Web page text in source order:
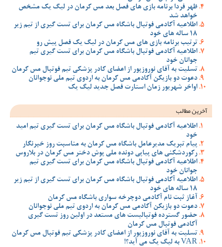
ظهر فردا برنامه بازی های فصل بعد مس کرمان در لیگ یک مشخص
خواهد شد
اطلاعیه آکادمی فوتبال باشگاه مس کرمان برای تست گیری از تیم زیر
18 ساله های خود
ترتیب برنامه بازی های مس کرمان در لیگ یک فصل پیش رو
اطلاعیه آکادمی فوتبال باشگاه مس کرمان برای تست گیری تیم
جوانان خود
تسلیت به آقای نوروزپور از اعضای کادر پزشکی تیم فوتبال مس کرمان
دعوت دو بازیکن آکادمی مس کرمان به اردوی تیم ملی نوجوانان
اواخر شهریور زمان استارت فصل جدید لیگ یک
آخرین مطالب
اطلاعیه آکادمی فوتبال باشگاه مس کرمان برای تست گیری تیم امید
خود
پیام تبریک مدیرعامل باشگاه مس کرمان به مناسبت روز خبرنگار
رکوردشکنی های پیاپی دونده ملی پوش دختر مس کرمان در بلاروس
اطلاعیه آکادمی فوتبال باشگاه مس کرمان برای تست گیری تیم
جوانان خود
اطلاعیه آکادمی فوتبال باشگاه مس کرمان برای تست گیری از تیم زیر
18 ساله های خود
آغاز ثبت نام آکادمی دوچرخه سواری باشگاه مس کرمان
دعوت دو بازیکن آکادمی مس کرمان به اردوی تیم ملی نوجوانان
حضور گسترده فوتبالیست های مستعد در اولین روز تست گیری
آکادمی فوتبال مس کرمان
تسلیت به آقای نوروزپور از اعضای کادر پزشکی تیم فوتبال مس کرمان
VAR به لیگ یک می آید؟!